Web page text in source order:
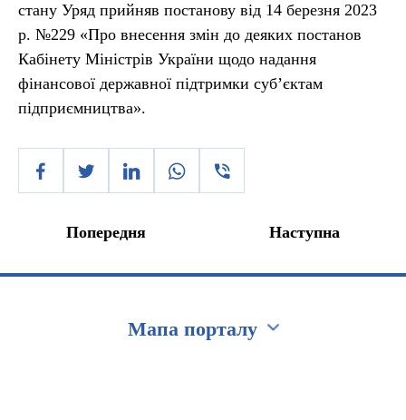
стану Уряд прийняв постанову від 14 березня 2023
р. №229 «Про внесення змін до деяких постанов
Кабінету Міністрів України щодо надання
фінансової державної підтримки суб’єктам
підприємництва».
Попередня Наступна
Мапа порталу